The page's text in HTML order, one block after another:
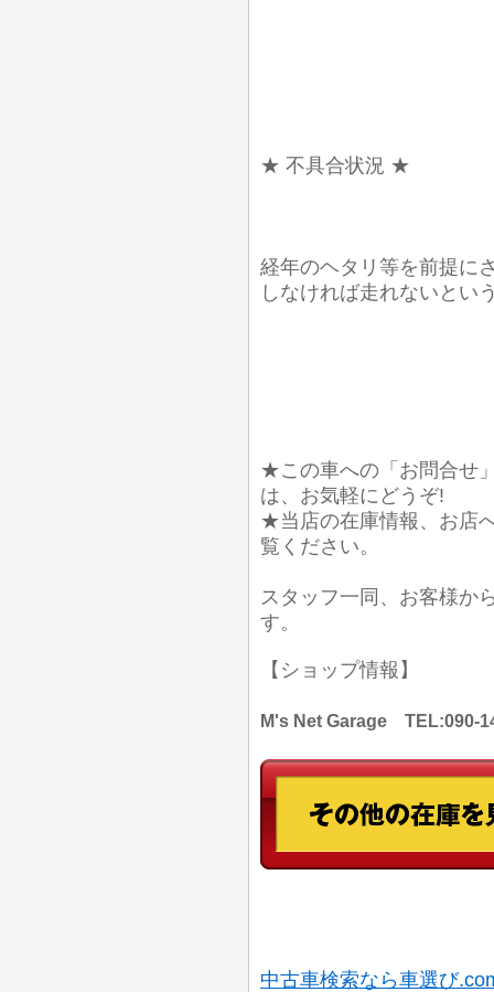
★ 不具合状況 ★
経年のヘタリ等を前提に
しなければ走れないとい
★この車への「お問合せ
は、お気軽にどうぞ!
★当店の在庫情報、お店
覧ください。
スタッフ一同、お客様か
す。
【ショップ情報】
M's Net Garage TEL:090-
中古車検索なら車選び